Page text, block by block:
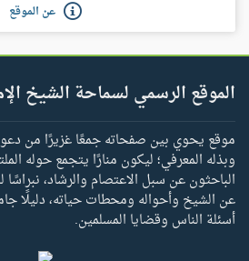
عن الموقع
الموقع الرسمي لسماحة الشيخ
موقع يحوي بين صفحاته جمعًا غزيرًا من
وبذله المعرفي؛ ليكون منارًا يتجمع حوله
الباحثون عن سبل الاعتصام والرشاد، نبراسًا
عن الشيخ وأحواله ومحطات حياته، دليلًا
أسئلة الناس وقضايا المسلمين.